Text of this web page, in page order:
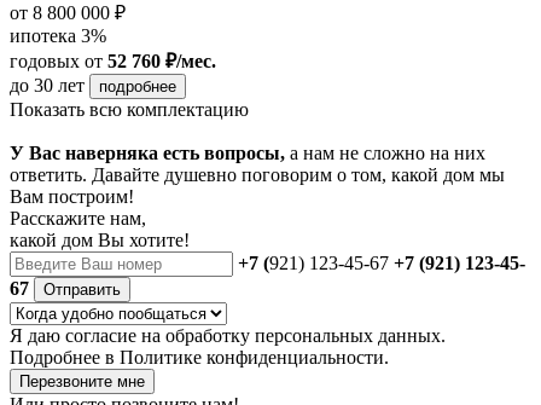
от 8 800 000 ₽
ипотека 3%
годовых от 52 760 ₽/мес.
до 30 лет
подробнее
Показать всю комплектацию
У Вас наверняка есть вопросы, а нам не сложно на них
ответить. Давайте душевно поговорим о том, какой дом мы
Вам построим!
Расскажите нам,
какой дом Вы хотите!
+7 (921) 123-45-67 +7 (921) 123-45-
67
Отправить
Я даю согласие на обработку персональных данных.
Подробнее в Политике конфиденциальности.
Перезвоните мне